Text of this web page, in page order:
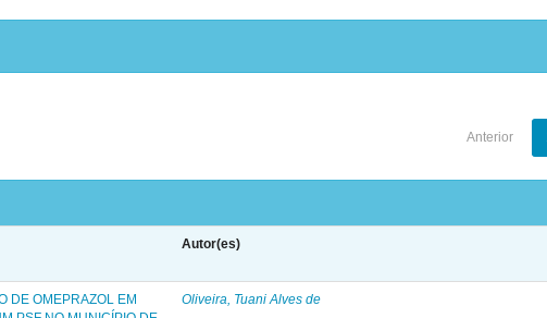
Anterior
Autor(es)
DE OMEPRAZOL EM
Oliveira, Tuani Alves de